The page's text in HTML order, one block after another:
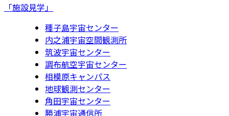
「施設見学」
種子島宇宙センター
内之浦宇宙空間観測所
筑波宇宙センター
調布航空宇宙センター
相模原キャンパス
地球観測センター
角田宇宙センター
勝浦宇宙通信所